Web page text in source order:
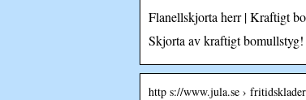
Flanellskjorta herr | Kraftigt
Skjorta av kraftigt
http s://www.jula.se ›